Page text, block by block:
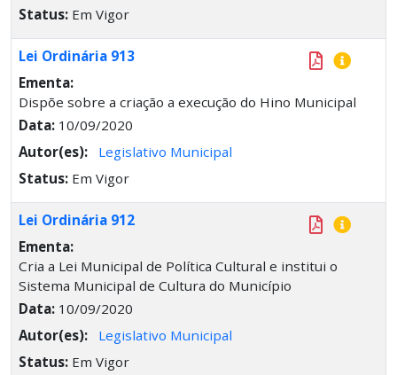
Status: Em Vigor
Lei Ordinária 913
Ementa:
Dispõe sobre a criação a execução do Hino Municipal
Data: 10/09/2020
Autor(es):
Legislativo Municipal
Status: Em Vigor
Lei Ordinária 912
Ementa:
Cria a Lei Municipal de Política Cultural e institui o
Sistema Municipal de Cultura do Município
Data: 10/09/2020
Autor(es):
Legislativo Municipal
Status: Em Vigor